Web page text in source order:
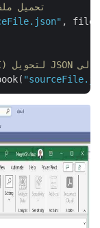
// تحميل
,